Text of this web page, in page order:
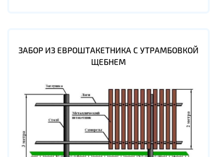
ЗАБОР ИЗ ЕВРОШТАКЕТНИКА С УТРАМБОВКОЙ
ЩЕБНЕМ